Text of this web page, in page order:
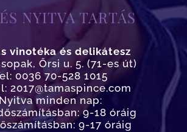
NYITVA TARTÁS
vinotéka és delikátesz
Őrsi u. 5. (71-es út)
0036 70-528 1015
2017@tamaspince.com
minden nap:
9-18 óráig
9-17 óráig